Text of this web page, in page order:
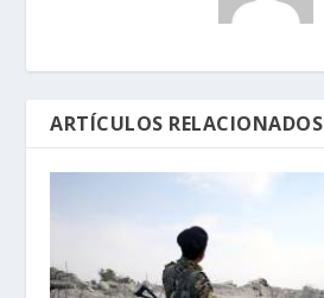
ARTÍCULOS RELACIONADOS